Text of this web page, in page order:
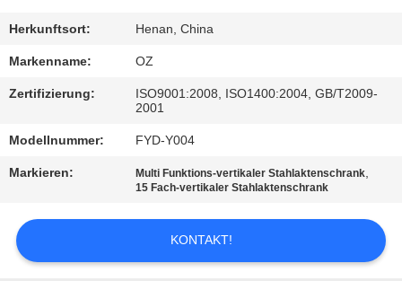
SIE
MIT
UNS
VERBINDUNG
FORDERN
Herkunftsort: Henan, China
Markenname: OZ
Zertifizierung:
ISO9001:2008, ISO1400:2004, GB/T2009-
2001
Modellnummer: FYD-Y004
Markieren: Multi Funktions-vertikaler Stahlaktenschrank,
15 Fach-vertikaler Stahlaktenschrank
KONTAKT!